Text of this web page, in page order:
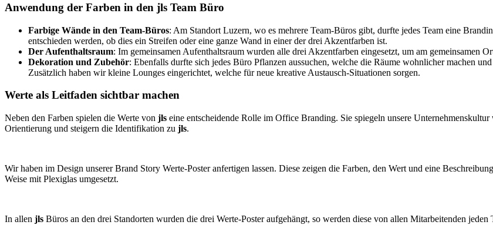
Anwendung der Farben in den jls Team Büro
Farbige Wände in den Team-Büros: Am Standort Luzern, wo es mehrere Team-Büros gibt, durfte jedes Team eine
entschieden werden, ob dies ein Streifen oder eine ganze Wand in einer der drei Akzentfarben ist.
Der Aufenthaltsraum: Im gemeinsamen Aufenthaltsraum wurden alle drei Akzentfarben eingesetzt, um am gemeinsamen
Dekoration und Zubehör: Ebenfalls durfte sich jedes Büro Pflanzen aussuchen, welche die Räume wohnlicher machen
Zusätzlich haben wir kleine Lounges eingerichtet, welche für neue kreative Austausch-Situationen sorgen.
Werte als Leitfaden sichtbar machen
Neben den Farben spielen die Werte von jls eine entscheidende Rolle im Office Branding. Sie spiegeln unsere
Orientierung und steigern die Identifikation zu jls.
Wir haben im Design unserer Brand Story Werte-Poster anfertigen lassen. Diese zeigen die Farben, den Wert und eine
Weise mit Plexiglas umgesetzt.
In allen jls Büros an den drei Standorten wurden die drei Werte-Poster aufgehängt, so werden diese von allen Mitarbeitenden